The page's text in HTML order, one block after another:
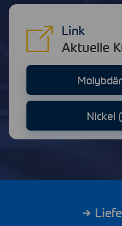
Link
Aktuelle
Nickel